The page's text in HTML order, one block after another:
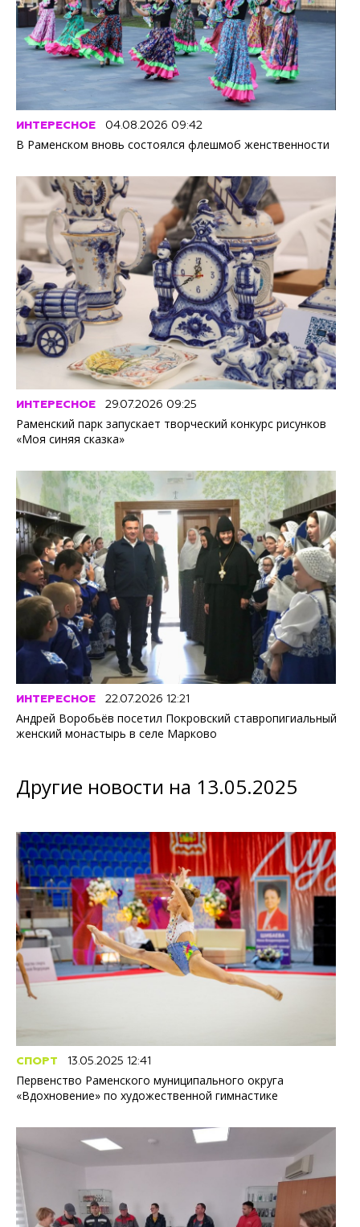
ИНТЕРЕСНОЕ 04.08.2026 09:42
В Раменском вновь состоялся флешмоб женственности
ИНТЕРЕСНОЕ 29.07.2026 09:25
Раменский парк запускает творческий конкурс рисунков
«Моя синяя сказка»
ИНТЕРЕСНОЕ 22.07.2026 12:21
Андрей Воробьёв посетил Покровский ставропигиальный
женский монастырь в селе Марково
Другие новости на 13.05.2025
СПОРТ 13.05.2025 12:41
Первенство Раменского муниципального округа
«Вдохновение» по художественной гимнастике